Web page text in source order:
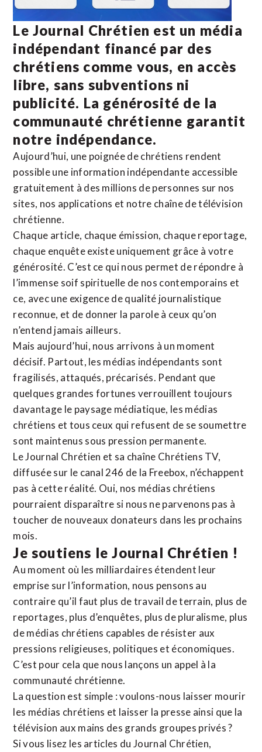
Le Journal Chrétien est un média
indépendant financé par des
chrétiens comme vous, en accès
libre, sans subventions ni
publicité. La générosité de la
communauté chrétienne garantit
notre indépendance.
Aujourd’hui, une poignée de chrétiens rendent
possible une information indépendante accessible
gratuitement à des millions de personnes sur nos
sites, nos applications et notre chaîne de télévision
chrétienne.
Chaque article, chaque émission, chaque reportage,
chaque enquête existe uniquement grâce à votre
générosité. C’est ce qui nous permet de répondre à
l’immense soif spirituelle de nos contemporains et
ce, avec une exigence de qualité journalistique
reconnue, et de donner la parole à ceux qu’on
n’entend jamais ailleurs.
Mais aujourd’hui, nous arrivons à un moment
décisif. Partout, les médias indépendants sont
fragilisés, attaqués, précarisés. Pendant que
quelques grandes fortunes verrouillent toujours
davantage le paysage médiatique, les médias
chrétiens et tous ceux qui refusent de se soumettre
sont maintenus sous pression permanente.
Le Journal Chrétien et sa chaîne Chrétiens TV,
diffusée sur le canal 246 de la Freebox, n’échappent
pas à cette réalité. Oui, nos médias chrétiens
pourraient disparaître si nous ne parvenons pas à
toucher de nouveaux donateurs dans les prochains
mois.
Je soutiens le Journal Chrétien !
Au moment où les milliardaires étendent leur
emprise sur l’information, nous pensons au
contraire qu’il faut plus de travail de terrain, plus de
reportages, plus d’enquêtes, plus de pluralisme, plus
de médias chrétiens capables de résister aux
pressions religieuses, politiques et économiques.
C’est pour cela que nous lançons un appel à la
communauté chrétienne.
La question est simple : voulons-nous laisser mourir
les médias chrétiens et laisser la presse ainsi que la
télévision aux mains des grands groupes privés ?
Si vous lisez les articles du Journal Chrétien,